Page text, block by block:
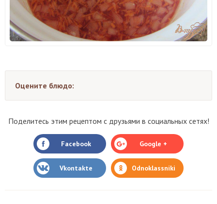
Оцените блюдо:
Поделитесь этим рецептом с друзьями в социальных сетях!
Facebook Google +
Vkontakte Odnoklassniki